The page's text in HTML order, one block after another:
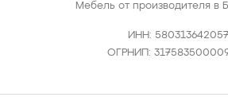
Мебель от производителя в
ИНН: 580313642057
ОГРНИП: